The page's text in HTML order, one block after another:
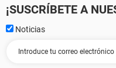
¡SUSCRÍBETE A
Noticias